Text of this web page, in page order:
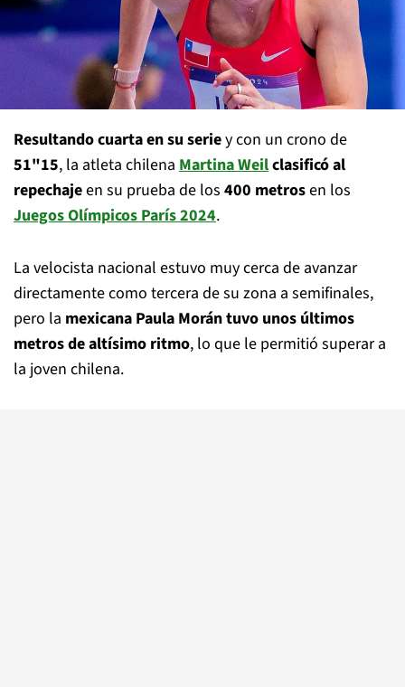
Resultando cuarta en su seriey con un crono de
51"15, la atleta chilena Martina Weilclasificó al
repechajeen su prueba de los 400 metrosen los
Juegos Olímpicos París 2024.
La velocista nacional estuvo muy cerca de avanzar
directamente como tercera de su zona a semifinales,
pero la mexicana Paula Morán tuvo unos últimos
metros de altísimo ritmo, lo que le permitió superar a
la joven chilena.